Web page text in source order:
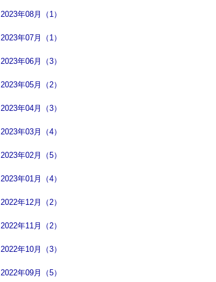
2023年08月（1）
2023年07月（1）
2023年06月（3）
2023年05月（2）
2023年04月（3）
2023年03月（4）
2023年02月（5）
2023年01月（4）
2022年12月（2）
2022年11月（2）
2022年10月（3）
2022年09月（5）